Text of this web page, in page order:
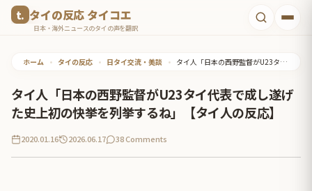
タイの反応 タイコエ
日本・海外ニュースのタイの声を翻訳
ホーム • タイの反応 • 日タイ交流・美談 • タイ人「日本の西野監督がU23タイ代表で成し遂げた史上初の快挙を列挙するね」【タイ人の反応】
タイ人「日本の西野監督がU23タイ代表で成し遂げ
た史上初の快挙を列挙するね」【タイ人の反応】
2020.01.16 2026.06.17 38 Comments